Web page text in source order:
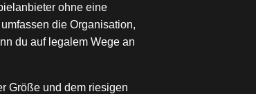
ohne eine
die Organisation,
du auf legalem Wege an
Größe und dem riesigen